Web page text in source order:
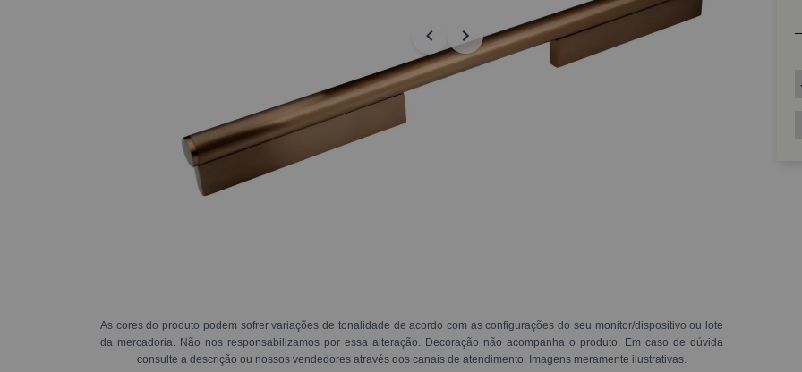
As cores do produto podem sofrer variações de tonalidade de acordo com as configurações do seu monitor/dispositivo ou lote
da mercadoria. Não nos responsabilizamos por essa alteração. Decoração não acompanha o produto. Em caso de dúvida
consulte a descrição ou nossos vendedores através dos canais de atendimento. Imagens meramente ilustrativas.